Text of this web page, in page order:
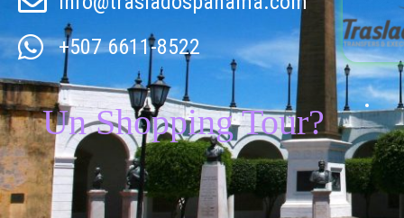
+507 6611-8522
Un Shopping Tour?